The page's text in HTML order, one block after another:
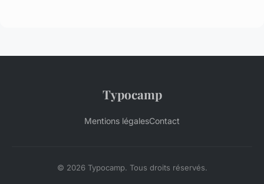
Typocamp
Mentions légalesContact
© 2026 Typocamp. Tous droits réservés.